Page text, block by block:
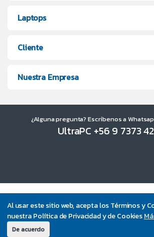
Al usar este sitio web, acepta los Términos y
nuestra Política de Privacidad y de Cookies
De acuerdo
Laptops
Cliente
Nuestra Empresa
¿Alguna pregunta? Escríbenos a
UltraPC +56 9 7373